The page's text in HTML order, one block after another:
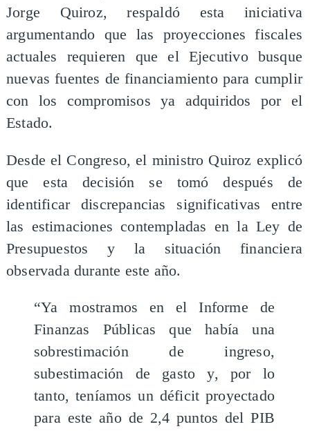
Jorge Quiroz, respaldó esta iniciativa
argumentando que las proyecciones fiscales
actuales requieren que el Ejecutivo busque
nuevas fuentes de financiamiento para cumplir
con los compromisos ya adquiridos por el
Estado.
Desde el Congreso, el ministro Quiroz explicó
que esta decisión se tomó después de
identificar discrepancias significativas entre
las estimaciones contempladas en la Ley de
Presupuestos y la situación financiera
observada durante este año.
“Ya mostramos en el Informe de
Finanzas Públicas que había una
sobrestimación de ingreso,
subestimación de gasto y, por lo
tanto, teníamos un déficit proyectado
para este año de 2,4 puntos del PIB